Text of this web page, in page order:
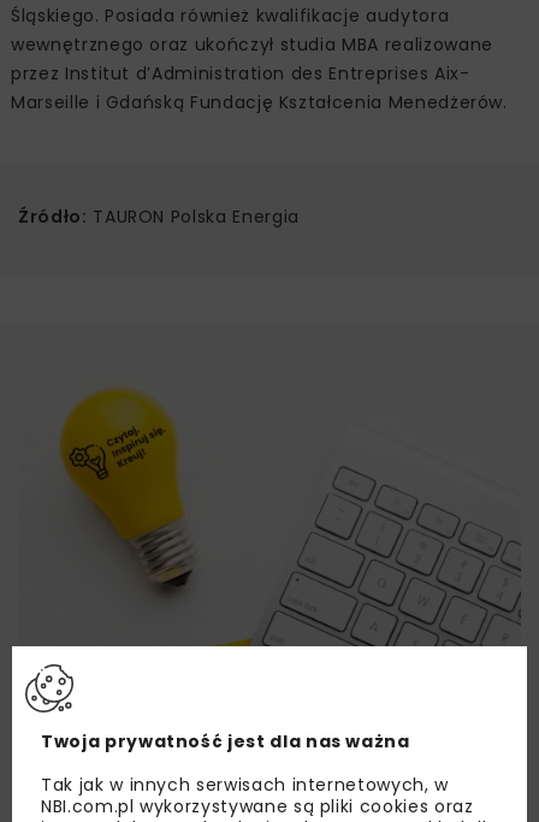
Śląskiego. Posiada również kwalifikacje audytora
wewnętrznego oraz ukończył studia MBA realizowane
przez Institut d’Administration des Entreprises Aix-
Marseille i Gdańską Fundację Kształcenia Menedżerów.
Źródło: TAURON Polska Energia
Twoja prywatność jest dla nas ważna
Tak jak w innych serwisach internetowych, w
NBI.com.pl wykorzystywane są pliki cookies oraz